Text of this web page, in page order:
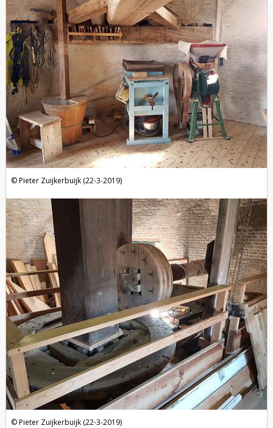
Pieter Zuijkerbuijk (22-3-2019)
Pieter Zuijkerbuijk (22-3-2019)